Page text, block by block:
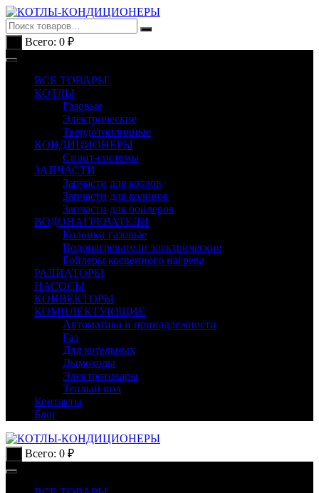
Перейти
к
содержимому
Всего: 0 ₽
ВСЕ ТОВАРЫ
КОТЛЫ
Газовые
Электрические
Твердотопливные
КОНДИЦИОНЕРЫ
Сплит-системы
ЗАПЧАСТИ
Запчасти для котлов
Запчасти для колонок
Запчасти для бойлеров
ВОДОНАГРЕВАТЕЛИ
Колонки газовые
Водонагреватели электрические
Бойлеры косвенного нагрева
РАДИАТОРЫ
НАСОСЫ
КОНВЕКТОРЫ
КОМПЛЕКТУЮЩИЕ
Автоматика и принадлежности
Газ
Для котельных
Дымоходы
Электротовары
Теплый пол
Контакты
Блог
Всего: 0 ₽